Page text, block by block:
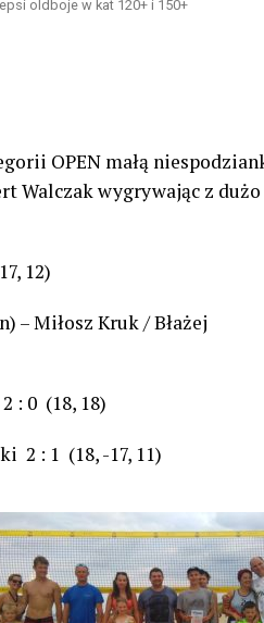
oldboje w kat 120+ i 150+
OPEN małą
Walczak wygrywając z dużo
12)
– Miłosz Kruk / Błażej
: 0 (18, 18)
2 : 1 (18, -17, 11)